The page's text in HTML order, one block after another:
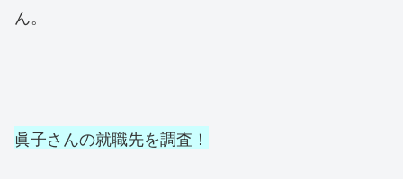
ん。
眞子さんの就職先を調査！